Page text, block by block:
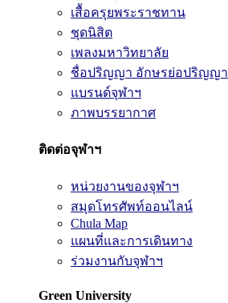
เสื้อครุยพระราชทาน
ชุดนิสิต
เพลงมหาวิทยาลัย
ชื่อปริญญา อักษรย่อปริญญา
แบรนด์จุฬาฯ
ภาพบรรยากาศ
ติดต่อจุฬาฯ
หน่วยงานของจุฬาฯ
สมุดโทรศัพท์ออนไลน์
Chula Map
แผนที่และการเดินทาง
ร่วมงานกับจุฬาฯ
Green University